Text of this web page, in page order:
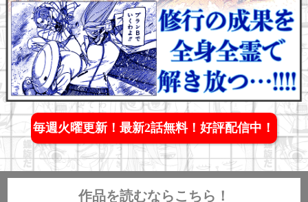
毎週火曜更新！最新2話無料！好評配信中！
作品を読むならこちら！